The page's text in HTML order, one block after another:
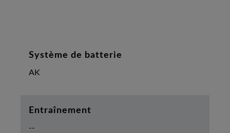
Système de batterie
AK
Entraînement
--